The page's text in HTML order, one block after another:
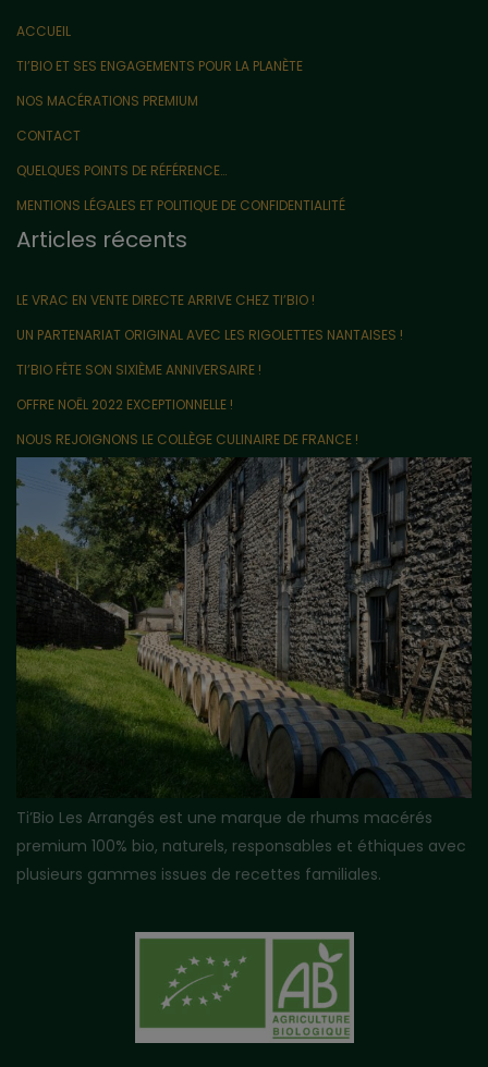
ACCUEIL
TI’BIO ET SES ENGAGEMENTS POUR LA PLANÈTE
NOS MACÉRATIONS PREMIUM
CONTACT
QUELQUES POINTS DE RÉFÉRENCE…
MENTIONS LÉGALES ET POLITIQUE DE CONFIDENTIALITÉ
Articles récents
LE VRAC EN VENTE DIRECTE ARRIVE CHEZ TI’BIO !
UN PARTENARIAT ORIGINAL AVEC LES RIGOLETTES NANTAISES !
TI’BIO FÊTE SON SIXIÈME ANNIVERSAIRE !
OFFRE NOËL 2022 EXCEPTIONNELLE !
NOUS REJOIGNONS LE COLLÈGE CULINAIRE DE FRANCE !
Ti’Bio Les Arrangés est une marque de rhums macérés
premium 100% bio, naturels, responsables et éthiques avec
plusieurs gammes issues de recettes familiales.